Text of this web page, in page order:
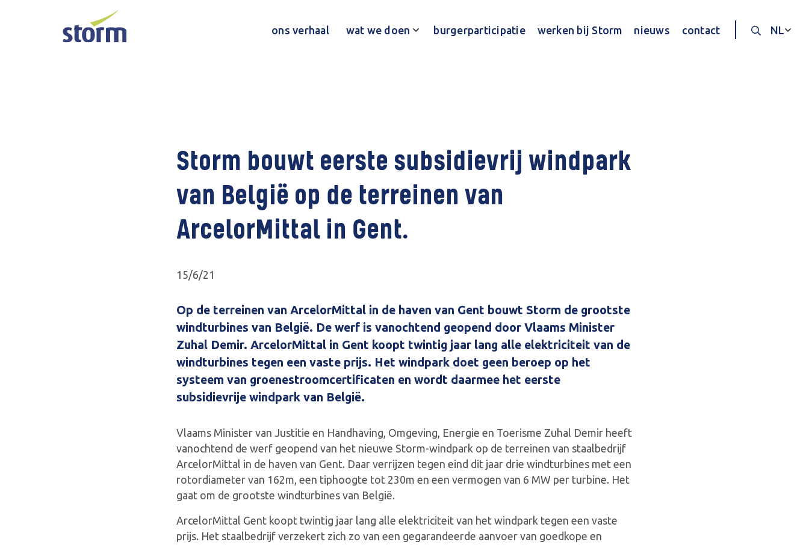
ons verhaal wat we doen burgerparticipatie werken bij Storm nieuws
contact
NL
Storm bouwt eerste subsidievrij windpark
van België op de terreinen van
ArcelorMittal in Gent.
15/6/21
Op de terreinen van ArcelorMittal in de haven van Gent bouwt Storm de grootste
windturbines van België. De werf is vanochtend geopend door Vlaams Minister
Zuhal Demir. ArcelorMittal in Gent koopt twintig jaar lang alle elektriciteit van de
windturbines tegen een vaste prijs. Het windpark doet geen beroep op het
systeem van groenestroomcertificaten en wordt daarmee het eerste
subsidievrije windpark van België.
Vlaams Minister van Justitie en Handhaving, Omgeving, Energie en Toerisme Zuhal Demir heeft
vanochtend de werf geopend van het nieuwe Storm-windpark op de terreinen van staalbedrijf
ArcelorMittal in de haven van Gent. Daar verrijzen tegen eind dit jaar drie windturbines met een
rotordiameter van 162m, een tiphoogte tot 230m en een vermogen van 6 MW per turbine. Het
gaat om de grootste windturbines van België.
ArcelorMittal Gent koopt twintig jaar lang alle elektriciteit van het windpark tegen een vaste
prijs. Het staalbedrijf verzekert zich zo van een gegarandeerde aanvoer van goedkope en